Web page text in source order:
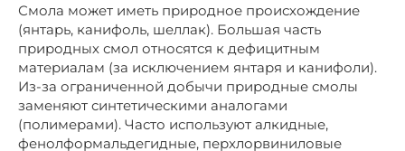
Смола может иметь природное происхождение
(янтарь, канифоль, шеллак). Большая часть
природных смол относятся к дефицитным
материалам (за исключением янтаря и канифоли).
Из-за ограниченной добычи природные смолы
заменяют синтетическими аналогами
(полимерами). Часто используют алкидные,
фенолформальдегидные, перхлорвиниловые